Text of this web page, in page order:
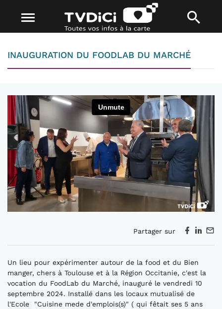
INAUGURATION DU FOODLAB DU MARCHÉ
Partager sur
Un lieu pour expérimenter autour de la food et du Bien
manger, chers à Toulouse et à la Région Occitanie, c'est la
vocation du FoodLab du Marché, inauguré le vendredi 10
septembre 2024. Installé dans les locaux mutualisé de
l'Ecole "Cuisine mede d'emplois(s)" ( qui fêtait ses 5 ans